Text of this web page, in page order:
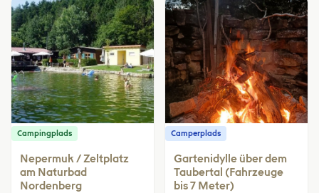
Campingplads
Nepermuk / Zeltplatz
am Naturbad
Nordenberg
Camperplads
Gartenidylle über dem
Taubertal (Fahrzeuge
bis 7 Meter)